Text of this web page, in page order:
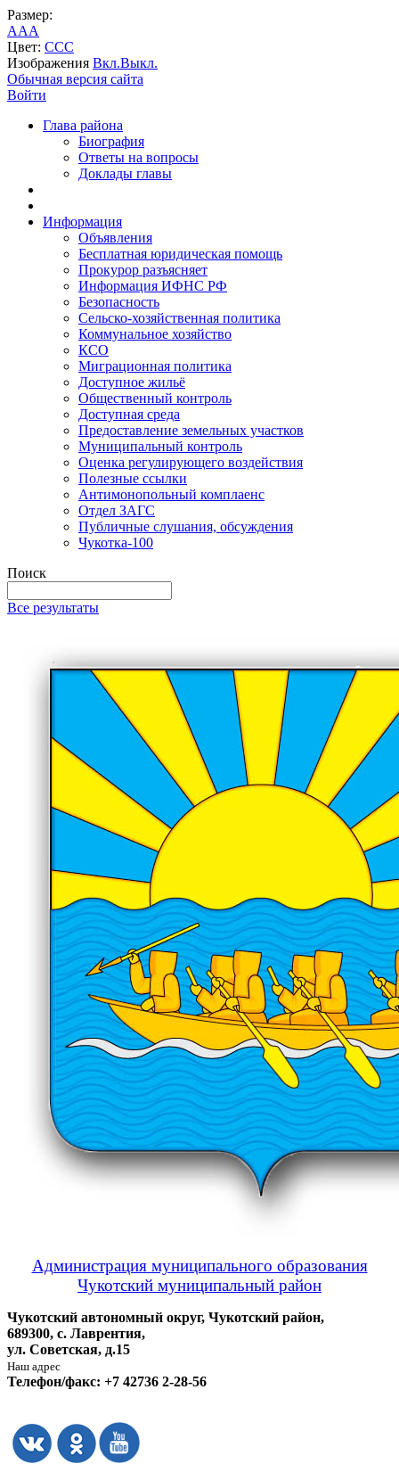
Размер:
AAA
Цвет: CCC
Изображения Вкл.Выкл.
Обычная версия сайта
Войти
Глава района
Биография
Ответы на вопросы
Доклады главы
Информация
Объявления
Бесплатная юридическая помощь
Прокурор разъясняет
Информация ИФНС РФ
Безопасность
Сельско-хозяйственная политика
Коммунальное хозяйство
КСО
Миграционная политика
Доступное жильё
Общественный контроль
Доступная среда
Предоставление земельных участков
Муниципальный контроль
Оценка регулирующего воздействия
Полезные ссылки
Антимонопольный комплаенс
Отдел ЗАГС
Публичные слушания, обсуждения
Чукотка-100
Поиск
Все результаты
Администрация муниципального образования
Чукотский муниципальный район
Чукотский автономный округ, Чукотский район,
689300, с. Лаврентия,
ул. Советская, д.15
Наш адрес
Телефон/факс: +7 42736 2-28-56